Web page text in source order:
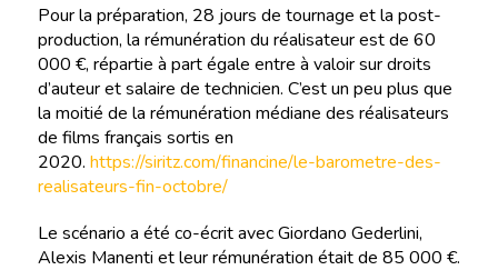
Pour la préparation, 28 jours de tournage et la post-
production, la rémunération du réalisateur est de 60
000 €, répartie à part égale entre à valoir sur droits
d’auteur et salaire de technicien. C’est un peu plus que
la moitié de la rémunération médiane des réalisateurs
de films français sortis en
2020. https://siritz.com/financine/le-barometre-des-
realisateurs-fin-octobre/
Le scénario a été co-écrit avec Giordano Gederlini,
Alexis Manenti et leur rémunération était de 85 000 €.